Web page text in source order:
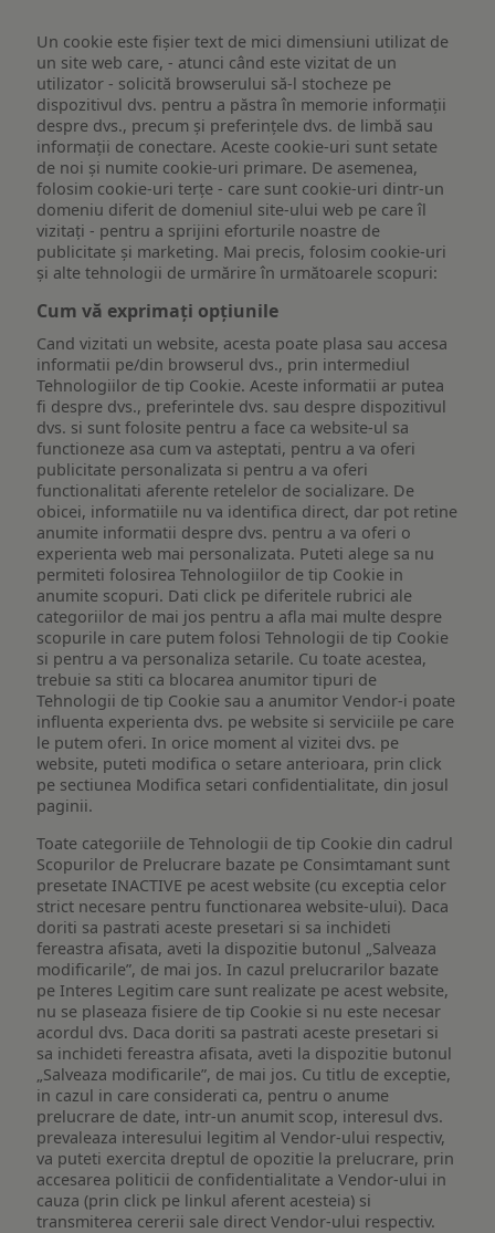
Un cookie este fişier text de mici dimensiuni utilizat de
un site web care, - atunci când este vizitat de un
utilizator - solicită browserului să-l stocheze pe
dispozitivul dvs. pentru a păstra în memorie informații
despre dvs., precum și preferințele dvs. de limbă sau
informații de conectare. Aceste cookie-uri sunt setate
de noi și numite cookie-uri primare. De asemenea,
folosim cookie-uri terțe - care sunt cookie-uri dintr-un
domeniu diferit de domeniul site-ului web pe care îl
vizitați - pentru a sprijini eforturile noastre de
publicitate și marketing. Mai precis, folosim cookie-uri
și alte tehnologii de urmărire în următoarele scopuri:
Cum vă exprimați opțiunile
Cand vizitati un website, acesta poate plasa sau accesa
informatii pe/din browserul dvs., prin intermediul
Tehnologiilor de tip Cookie. Aceste informatii ar putea
fi despre dvs., preferintele dvs. sau despre dispozitivul
dvs. si sunt folosite pentru a face ca website-ul sa
functioneze asa cum va asteptati, pentru a va oferi
publicitate personalizata si pentru a va oferi
functionalitati aferente retelelor de socializare. De
obicei, informatiile nu va identifica direct, dar pot retine
anumite informatii despre dvs. pentru a va oferi o
experienta web mai personalizata. Puteti alege sa nu
permiteti folosirea Tehnologiilor de tip Cookie in
anumite scopuri. Dati click pe diferitele rubrici ale
categoriilor de mai jos pentru a afla mai multe despre
scopurile in care putem folosi Tehnologii de tip Cookie
si pentru a va personaliza setarile. Cu toate acestea,
trebuie sa stiti ca blocarea anumitor tipuri de
Tehnologii de tip Cookie sau a anumitor Vendor-i poate
influenta experienta dvs. pe website si serviciile pe care
le putem oferi. In orice moment al vizitei dvs. pe
website, puteti modifica o setare anterioara, prin click
pe sectiunea Modifica setari confidentialitate, din josul
paginii.
Toate categoriile de Tehnologii de tip Cookie din cadrul
Scopurilor de Prelucrare bazate pe Consimtamant sunt
presetate INACTIVE pe acest website (cu exceptia celor
strict necesare pentru functionarea website-ului). Daca
doriti sa pastrati aceste presetari si sa inchideti
fereastra afisata, aveti la dispozitie butonul „Salveaza
modificarile”, de mai jos. In cazul prelucrarilor bazate
pe Interes Legitim care sunt realizate pe acest website,
nu se plaseaza fisiere de tip Cookie si nu este necesar
acordul dvs. Daca doriti sa pastrati aceste presetari si
sa inchideti fereastra afisata, aveti la dispozitie butonul
„Salveaza modificarile”, de mai jos. Cu titlu de exceptie,
in cazul in care considerati ca, pentru o anume
prelucrare de date, intr-un anumit scop, interesul dvs.
prevaleaza interesului legitim al Vendor-ului respectiv,
va puteti exercita dreptul de opozitie la prelucrare, prin
accesarea politicii de confidentialitate a Vendor-ului in
cauza (prin click pe linkul aferent acesteia) si
transmiterea cererii sale direct Vendor-ului respectiv.